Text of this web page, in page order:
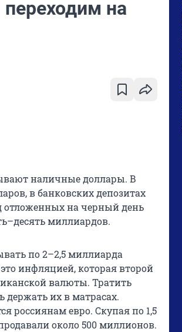
на
наличные доллары. В
в банковских депозитах
отложенных на черный день
миллиардов.
по 2–2,5 миллиарда
инфляцией, которая второй
валюты. Тратить
держать их в матрасах.
россиянам евро. Скупая по 1,5
около 500 миллионов.